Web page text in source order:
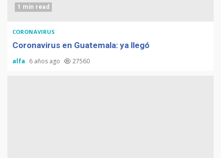
1 min read
CORONAVIRUS
Coronavirus en Guatemala: ya llegó
alfa 6 años ago 27560